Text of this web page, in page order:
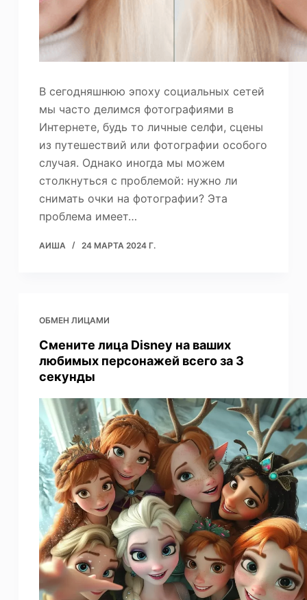
В сегодняшнюю эпоху социальных сетей
мы часто делимся фотографиями в
Интернете, будь то личные селфи, сцены
из путешествий или фотографии особого
случая. Однако иногда мы можем
столкнуться с проблемой: нужно ли
снимать очки на фотографии? Эта
проблема имеет…
АИША 24 МАРТА 2024 Г.
ОБМЕН ЛИЦАМИ
Смените лица Disney на ваших
любимых персонажей всего за 3
секунды